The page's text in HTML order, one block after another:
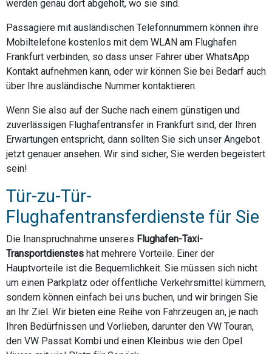
werden genau dort abgeholt, wo sie sind.
Passagiere mit ausländischen Telefonnummern können ihre
Mobiltelefone kostenlos mit dem WLAN am Flughafen
Frankfurt verbinden, so dass unser Fahrer über WhatsApp
Kontakt aufnehmen kann, oder wir können Sie bei Bedarf auch
über Ihre ausländische Nummer kontaktieren.
Wenn Sie also auf der Suche nach einem günstigen und
zuverlässigen Flughafentransfer in Frankfurt sind, der Ihren
Erwartungen entspricht, dann sollten Sie sich unser Angebot
jetzt genauer ansehen. Wir sind sicher, Sie werden begeistert
sein!
Tür-zu-Tür-
Flughafentransferdienste für Sie
Die Inanspruchnahme unseres Flughafen-Taxi-
Transportdienstes hat mehrere Vorteile. Einer der
Hauptvorteile ist die Bequemlichkeit. Sie müssen sich nicht
um einen Parkplatz oder öffentliche Verkehrsmittel kümmern,
sondern können einfach bei uns buchen, und wir bringen Sie
an Ihr Ziel. Wir bieten eine Reihe von Fahrzeugen an, je nach
Ihren Bedürfnissen und Vorlieben, darunter den VW Touran,
den VW Passat Kombi und einen Kleinbus wie den Opel